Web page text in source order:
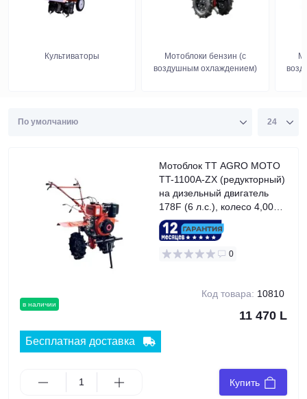
Культиваторы
Мотоблоки бензин (с
воздушным охлаждением)
в наличии
Мотоблок TT AGRO MOTO
TT-1100A-ZX (редукторный)
на дизельный двигатель
178F (6 л.с.), колесо 4,00x8
(безвоздушное)
0
Код товара: 10810
11 470 L
Бесплатная доставка
Купить